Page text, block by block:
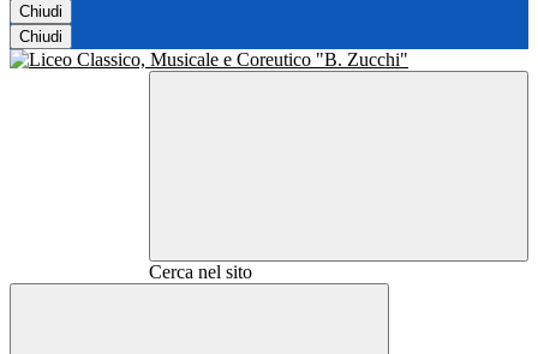
Chiudi
Chiudi
Cerca nel sito